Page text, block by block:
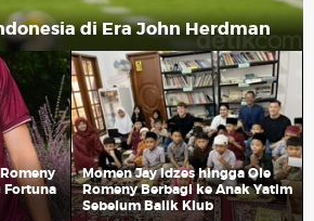
di Era John Herdman
Fortuna
Momen Jay Idzes hingga Ole
Romeny Berbagi ke Anak Yatim
Sebelum Balik Klub